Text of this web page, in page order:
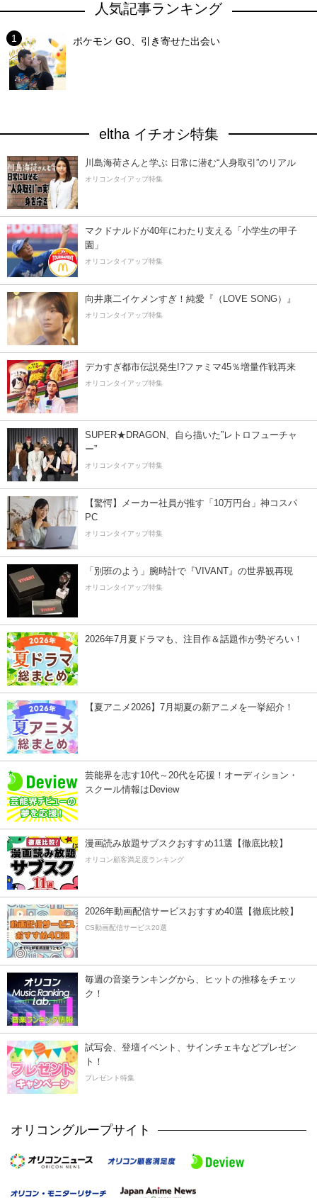
人気記事ランキング
ポケモン GO、引き寄せた出会い
eltha イチオシ特集
川島海荷さんと学ぶ 日常に潜む“人身取引”のリアル
オリコンタイアップ特集
マクドナルドが40年にわたり支える「小学生の甲子
園」
オリコンタイアップ特集
向井康二イケメンすぎ！純愛『（LOVE SONG）』
オリコンタイアップ特集
デカすぎ都市伝説発生!?ファミマ45％増量作戦再来
オリコンタイアップ特集
SUPER★DRAGON、自ら描いた”レトロフューチャ
ー”
オリコンタイアップ特集
【驚愕】メーカー社員が推す「10万円台」神コスパ
PC
オリコンタイアップ特集
「別班のよう」腕時計で『VIVANT』の世界観再現
オリコンタイアップ特集
2026年7月夏ドラマも、注目作＆話題作が勢ぞろい！
【夏アニメ2026】7月期夏の新アニメを一挙紹介！
芸能界を志す10代～20代を応援！オーディション・
スクール情報はDeview
漫画読み放題サブスクおすすめ11選【徹底比較】
オリコン顧客満足度ランキング
2026年動画配信サービスおすすめ40選【徹底比較】
CS動画配信サービス20選
毎週の音楽ランキングから、ヒットの推移をチェッ
ク！
試写会、登壇イベント、サインチェキなどプレゼン
ト！
プレゼント特集
オリコングループサイト